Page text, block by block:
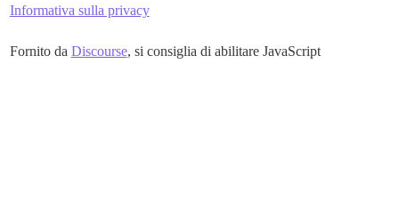
Informativa sulla privacy
Fornito da Discourse, si consiglia di abilitare JavaScript